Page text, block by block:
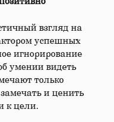
взгляд на
успешных
игнорирование
умении видеть
только
и ценить
к цели.